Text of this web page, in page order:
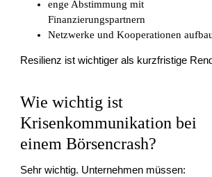
enge Abstimmung mit
Finanzierungspartnern
Netzwerke und Kooperationen
Resilienz ist wichtiger als kurzfristige
Wie wichtig ist
Krisenkommunikation bei
einem Börsencrash?
Sehr wichtig. Unternehmen müssen: